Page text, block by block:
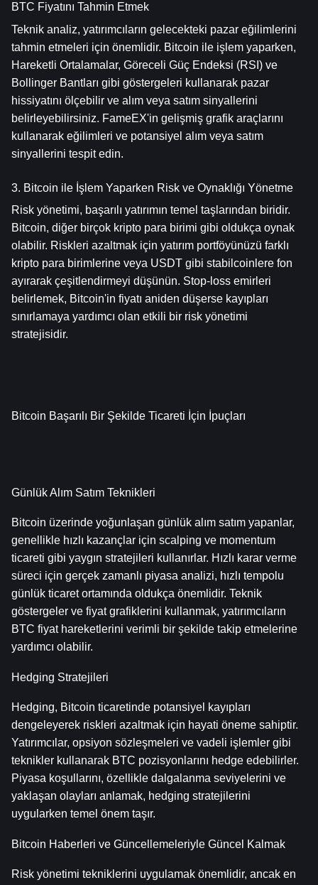
BTC Fiyatını Tahmin Etmek
Teknik analiz, yatırımcıların gelecekteki pazar eğilimlerini
tahmin etmeleri için önemlidir. Bitcoin ile işlem yaparken,
Hareketli Ortalamalar, Göreceli Güç Endeksi (RSI) ve
Bollinger Bantları gibi göstergeleri kullanarak pazar
hissiyatını ölçebilir ve alım veya satım sinyallerini
belirleyebilirsiniz. FameEX'in gelişmiş grafik araçlarını
kullanarak eğilimleri ve potansiyel alım veya satım
sinyallerini tespit edin.
3. Bitcoin ile İşlem Yaparken Risk ve Oynaklığı Yönetme
Risk yönetimi, başarılı yatırımın temel taşlarından biridir.
Bitcoin, diğer birçok kripto para birimi gibi oldukça oynak
olabilir. Riskleri azaltmak için yatırım portföyünüzü farklı
kripto para birimlerine veya USDT gibi stabilcoinlere fon
ayırarak çeşitlendirmeyi düşünün. Stop-loss emirleri
belirlemek, Bitcoin'in fiyatı aniden düşerse kayıpları
sınırlamaya yardımcı olan etkili bir risk yönetimi
stratejisidir.
Bitcoin Başarılı Bir Şekilde Ticareti İçin İpuçları
Günlük Alım Satım Teknikleri
Bitcoin üzerinde yoğunlaşan günlük alım satım yapanlar,
genellikle hızlı kazançlar için scalping ve momentum
ticareti gibi yaygın stratejileri kullanırlar. Hızlı karar verme
süreci için gerçek zamanlı piyasa analizi, hızlı tempolu
günlük ticaret ortamında oldukça önemlidir. Teknik
göstergeler ve fiyat grafiklerini kullanmak, yatırımcıların
BTC fiyat hareketlerini verimli bir şekilde takip etmelerine
yardımcı olabilir.
Hedging Stratejileri
Hedging, Bitcoin ticaretinde potansiyel kayıpları
dengeleyerek riskleri azaltmak için hayati öneme sahiptir.
Yatırımcılar, opsiyon sözleşmeleri ve vadeli işlemler gibi
teknikler kullanarak BTC pozisyonlarını hedge edebilirler.
Piyasa koşullarını, özellikle dalgalanma seviyelerini ve
yaklaşan olayları anlamak, hedging stratejilerini
uygularken temel önem taşır.
Bitcoin Haberleri ve Güncellemeleriyle Güncel Kalmak
Risk yönetimi tekniklerini uygulamak önemlidir, ancak en